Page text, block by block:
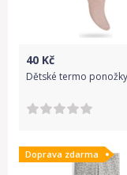
40 Kč
Doprava zdarma